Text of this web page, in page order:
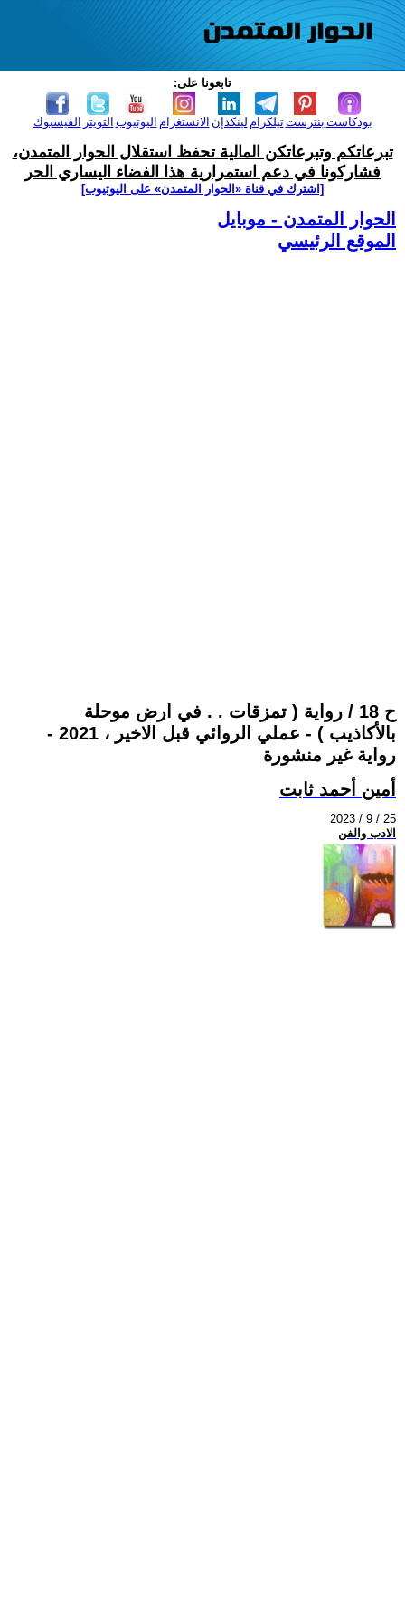
تابعونا على:
الفيسبوك التويتر اليوتيوب الانستغرام لينكدإن تيلكرامبنترست بودكاست
تبرعاتكم وتبرعاتكن المالية تحفظ استقلال الحوار المتمدن،
فشاركونا في دعم استمرارية هذا الفضاء اليساري الحر
[اشترك في قناة ‫«الحوار المتمدن» على اليوتيوب]
الحوار المتمدن - موبايل
الموقع الرئيسي
ح 18 / رواية ( تمزقات . . في ارض موحلة
بالأكاذيب ) - عملي الروائي قبل الاخير ، 2021 -
رواية غير منشورة
أمين أحمد ثابت
2023 / 9 / 25
الادب والفن